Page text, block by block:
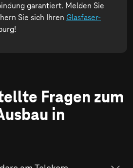
garantiert. Melden Sie
Sie sich Ihren Glasfaser-
Fragen zum
in